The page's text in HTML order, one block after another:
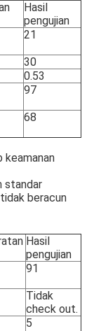
Hasil
pengujian
21
30
0.53
97
68
keamanan
standar
beracun
Hasil
pengujian
91
Tidak
check out.
5